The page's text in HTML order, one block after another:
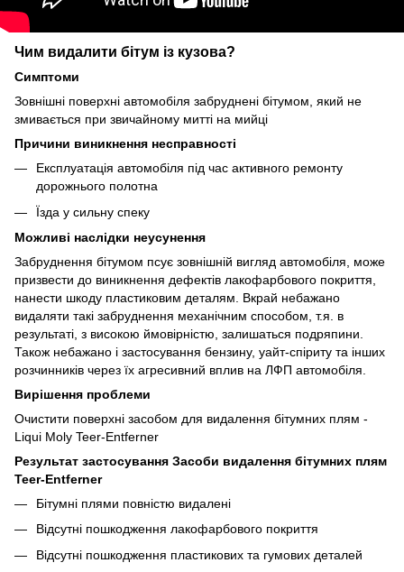
Чим видалити бітум із кузова?
Симптоми
Зовнішні поверхні автомобіля забруднені бітумом, який не
змивається при звичайному митті на мийці
Причини виникнення несправності
Експлуатація автомобіля під час активного ремонту
дорожнього полотна
Їзда у сильну спеку
Можливі наслідки неусунення
Забруднення бітумом псує зовнішній вигляд автомобіля, може
призвести до виникнення дефектів лакофарбового покриття,
нанести шкоду пластиковим деталям. Вкрай небажано
видаляти такі забруднення механічним способом, т.я. в
результаті, з високою ймовірністю, залишаться подряпини.
Також небажано і застосування бензину, уайт-спіриту та інших
розчинників через їх агресивний вплив на ЛФП автомобіля.
Вирішення проблеми
Очистити поверхні засобом для видалення бітумних плям -
Liqui Moly Teer-Entferner
Результат застосування Засоби видалення бітумних плям
Teer-Entferner
Бітумні плями повністю видалені
Відсутні пошкодження лакофарбового покриття
Відсутні пошкодження пластикових та гумових деталей